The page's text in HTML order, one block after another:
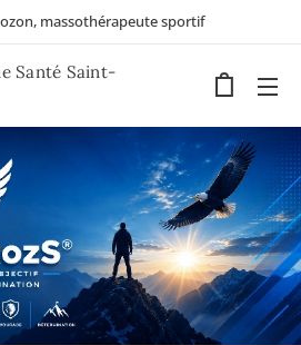
massothérapeute sportif
Santé Saint-